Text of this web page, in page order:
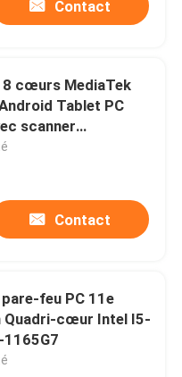
Contact
8 cœurs MediaTek
Tablet PC
scanner
digitales NFC
Contact
pare-feu PC 11e
Quadri-cœur Intel I5-